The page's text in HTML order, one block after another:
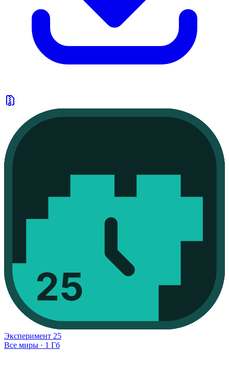
Эксперимент 25
Все миры · 1 Гб